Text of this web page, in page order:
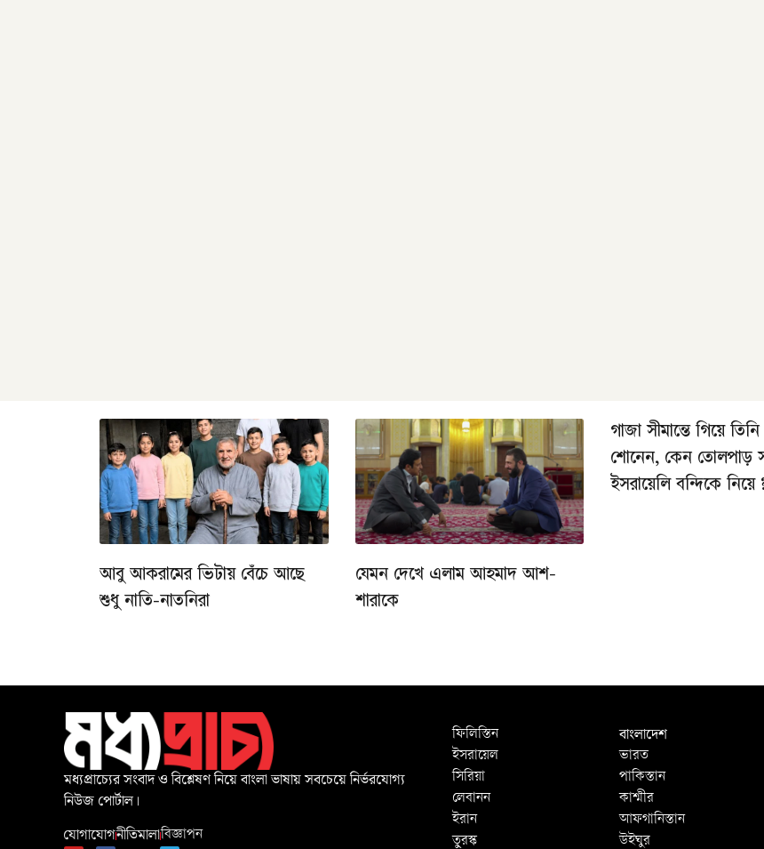
আবু আকরামের ভিটায় বেঁচে আছে
শুধু নাতি-নাতনিরা
যেমন দেখে এলাম আহমাদ আশ-
শারাকে
গাজা সীমান্তে গিয়ে
শোনেন, কেন তোলপাড়
ইসরায়েলি বন্দিকে নিয়ে
মধ্যপ্রাচ্যের সংবাদ ও বিশ্লেষণ নিয়ে বাংলা ভাষায় সবচেয়ে নির্ভরযোগ্য
নিউজ পোর্টাল।
যোগাযোগনীতিমালাবিজ্ঞাপন
ফিলিস্তিন
ইসরায়েল
সিরিয়া
লেবানন
ইরান
তুরস্ক
বাংলাদেশ
ভারত
পাকিস্তান
কাশ্মীর
আফগানিস্তান
উইঘুর